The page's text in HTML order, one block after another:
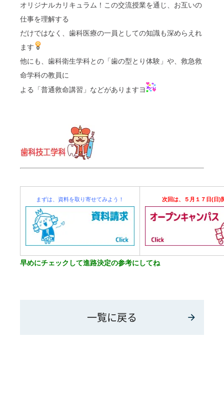
オリジナルカリキュラム！この交流授業を通じ、お互いの
仕事を理解する
だけではなく、歯科医療の一員としての知識も深めらえれ
ます
他にも、歯科衛生学科との「歯の型とり体験」や、救急救
命学科の教員に
よる「普通救命講習」などがありますヨ
まずは、資料を取り寄せてみよう！ 次回は、５月１７日(日)
早めにチェックして進路決定の参考にしてね
一覧に戻る